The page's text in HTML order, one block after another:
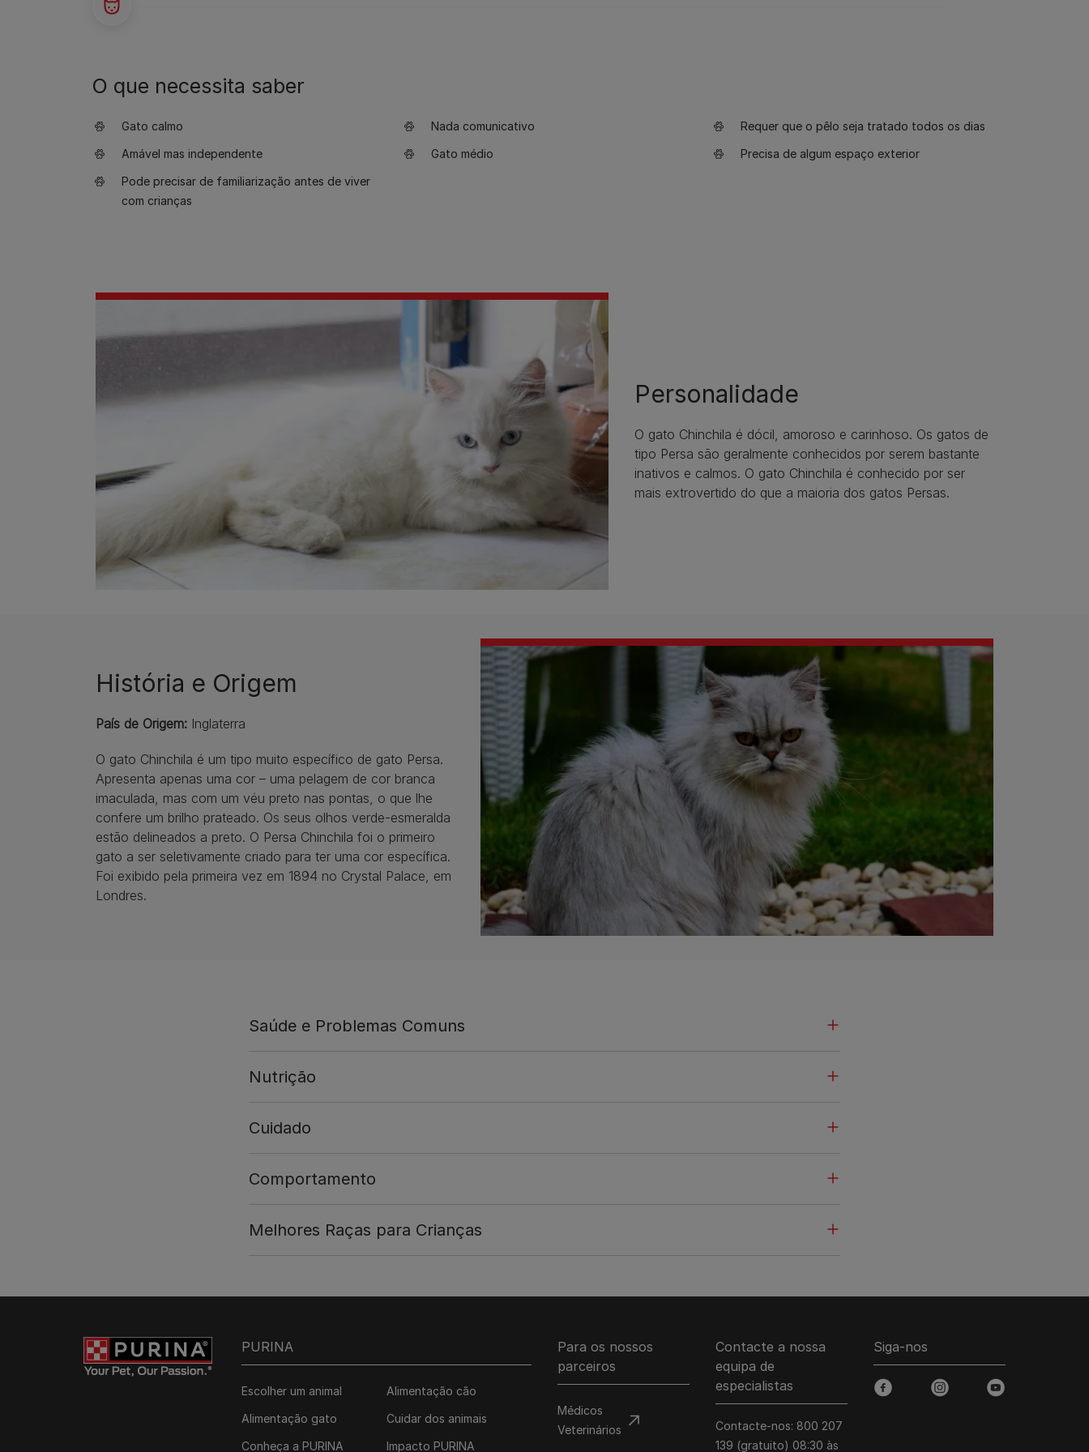
O que necessita saber
Gato calmo
Amável mas independente
Nada comunicativo
Gato médio
Requer que o pêlo seja tratado todos os dias
Precisa de algum espaço exterior
Pode precisar de familiarização antes de viver
com crianças
Personalidade
O gato Chinchila é dócil, amoroso e carinhoso. Os gatos de
tipo Persa são geralmente conhecidos por serem bastante
inativos e calmos. O gato Chinchila é conhecido por ser
mais extrovertido do que a maioria dos gatos Persas.
História e Origem
País de Origem: Inglaterra
O gato Chinchila é um tipo muito específico de gato Persa.
Apresenta apenas uma cor – uma pelagem de cor branca
imaculada, mas com um véu preto nas pontas, o que lhe
confere um brilho prateado. Os seus olhos verde-esmeralda
estão delineados a preto. O Persa Chinchila foi o primeiro
gato a ser seletivamente criado para ter uma cor específica.
Foi exibido pela primeira vez em 1894 no Crystal Palace, em
Londres.
Saúde e Problemas Comuns
Nutrição
Cuidado
Comportamento
Melhores Raças para Crianças
PURINA
Escolher um animal
Alimentação cão
Alimentação gato
Cuidar dos animais
Conheça a PURINA
Impacto PURINA
Para os nossos
parceiros
Médicos
Veterinários
Contacte a nossa
equipa de
especialistas
Contacte-nos: 800 207
139 (gratuito) 08:30 às
Siga-nos
facebookinstagramyoutube